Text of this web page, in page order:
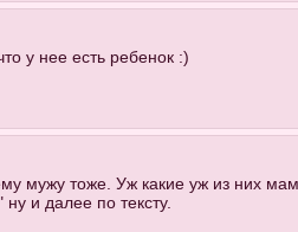
у нее есть ребенок :)
мужу тоже. Уж какие уж из них
и далее по тексту.